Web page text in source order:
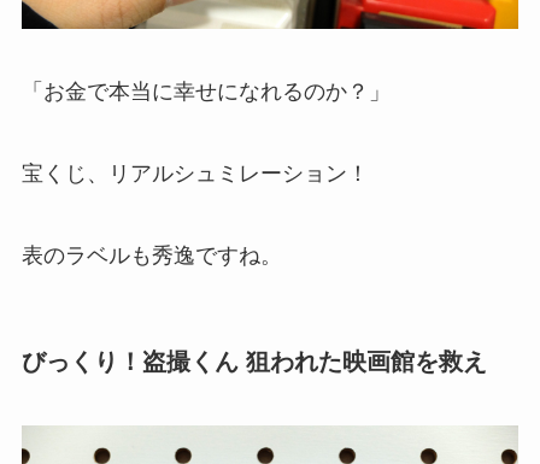
「お金で本当に幸せになれるのか？」
宝くじ、リアルシュミレーション！
表のラベルも秀逸ですね。
びっくり！盗撮くん 狙われた映画館を救え